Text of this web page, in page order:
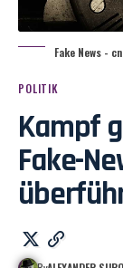
Fake News -
POLITIK
Kampf
Fake-